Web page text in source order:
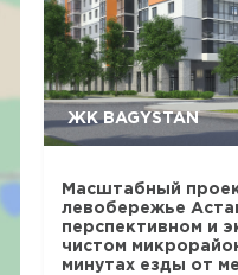
ЖК BAGYSTAN
Масштабный
левобережье
перспективном и
чистом
минутах езды от